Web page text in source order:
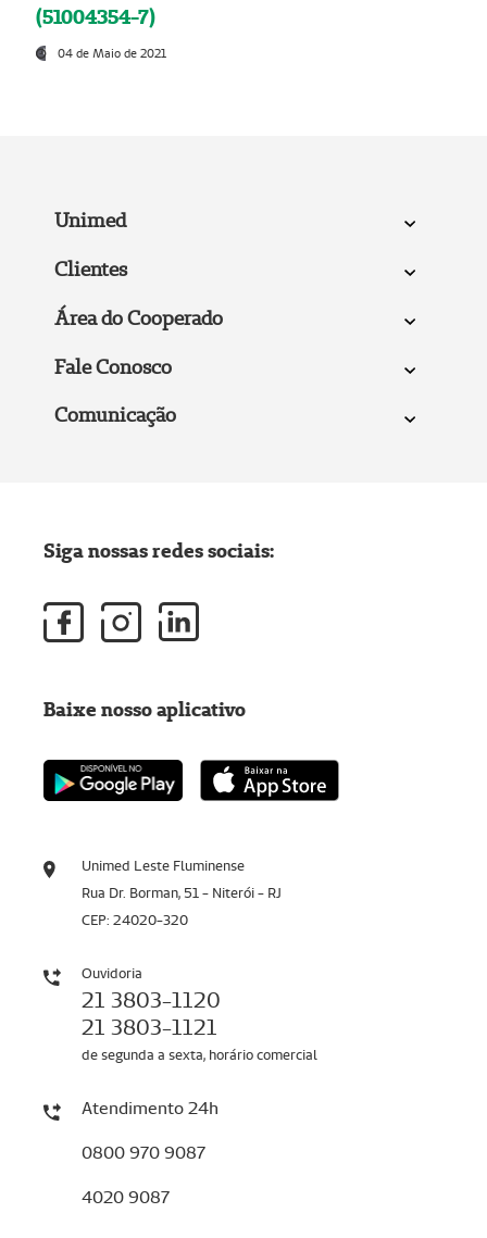
(51004354-7)
04 de Maio de 2021
Unimed
Clientes
Área do Cooperado
Fale Conosco
Comunicação
Unimed Leste Fluminense
Rua Dr. Borman, 51 - Niterói - RJ
CEP: 24020-320
Ouvidoria
21 3803-1120
21 3803-1121
de segunda a sexta, horário comercial
Atendimento 24h
0800 970 9087
4020 9087
Siga nossas redes sociais:
Baixe nosso aplicativo